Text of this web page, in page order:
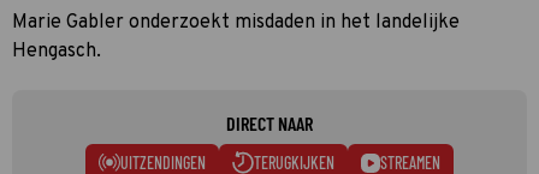
Marie Gabler onderzoekt misdaden in het landelijke
Hengasch.
DIRECT NAAR
UITZENDINGEN TERUGKIJKEN STREAMEN